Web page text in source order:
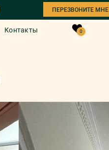
ПЕРЕЗВОНИТЕ МНЕ
Контакты 0